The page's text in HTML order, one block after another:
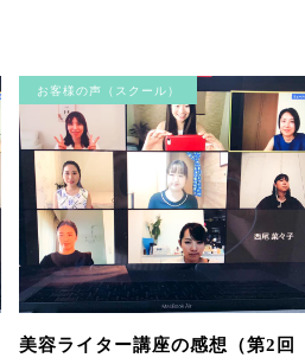
お客様の声（スクール）
美容ライター講座の感想（第2回